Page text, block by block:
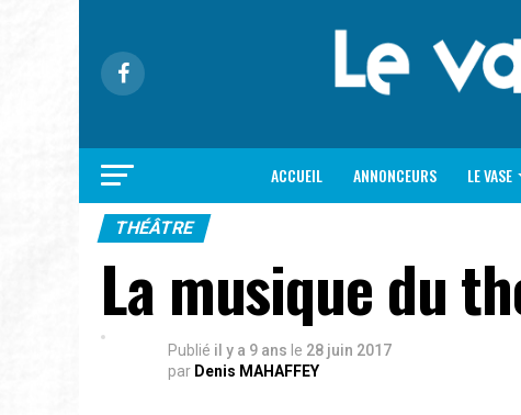
ACCUEIL ANNONCEURS LE VASE
THÉÂTRE
La musique du
Publié il y a 9 ans le 28 juin 2017
par Denis MAHAFFEY